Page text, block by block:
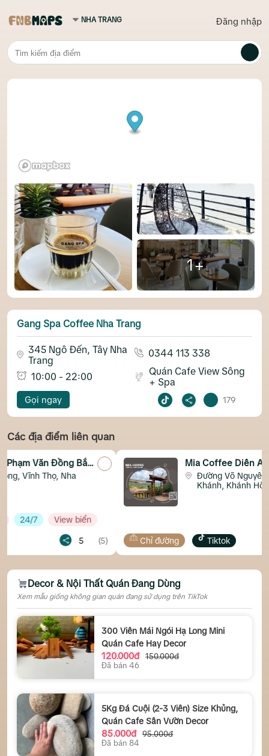
Đăng nhập
1+
Gang Spa Coffee Nha Trang
345 Ngô Đến, Tây Nha
Trang
0344 113 338
10:00 - 22:00
Quán Cafe View Sông
+ Spa
Gọi ngay 179
Các địa điểm liên quan
Mia Coffee Diên An Diên Khánh
Đường Võ Nguyên Giáp, Diên An, Diên
Khánh, Khánh Hòa
Chỉ đường Tiktok
Decor & Nội Thất Quán Đang Dùng
Xem mẫu giống không gian quán đang sử dụng trên TikTok
300 Viên Mái Ngói Hạ Long Mini
Quán Cafe Hay Decor
120.000đ
150.000đ
Đã bán 46
5Kg Đá Cuội (2-3 Viên) Size Khủng,
Quán Cafe Sân Vườn Decor
85.000đ
95.000đ
Đã bán 84